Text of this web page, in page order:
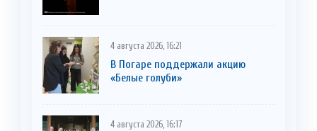
4 августа 2026, 16:21
В Погаре поддержали акцию
«Белые голуби»
4 августа 2026, 16:17